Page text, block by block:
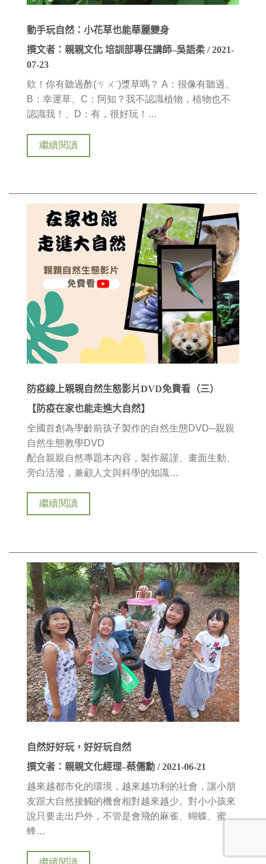
動手玩自然：小花草也能華麗變身
撰文者：親親文化 培訓部專任講師–吳語柔 / 2021-
07-23
欸！你有聽過酢(ㄘㄨˋ)漿草嗎？ A：很像有聽過、
B：幸運草、C：阿知？我不認識植物，植物也不
認識我！、D：有，很好玩！…
繼續閱讀
防疫線上親親自然生態影片DVD免費看（三）
【防疫在家也能走進大自然】
全國首創為學齡前孩子製作的自然生態DVD─親親
自然生態教學DVD
配合親親自然專題本內容，製作嚴謹、畫面生動、
旁白活潑，兼顧人文與科學的知識…
繼續閱讀
自然好好玩，好好玩自然
撰文者：親親文化經理–蔡儒勳 / 2021-06-21
越來越都市化的環境，越來越功利的社會，讓小朋
友跟大自然接觸的機會相對越來越少。對小小孩來
說只要走出戶外，不管是會飛的麻雀、蝴蝶、蜜
蜂…
繼續閱讀